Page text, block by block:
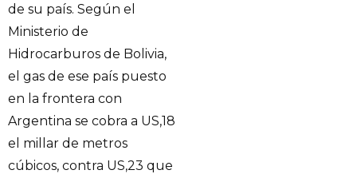
de su país. Según el
Ministerio de
Hidrocarburos de Bolivia,
el gas de ese país puesto
en la frontera con
Argentina se cobra a US,18
el millar de metros
cúbicos, contra US,23 que